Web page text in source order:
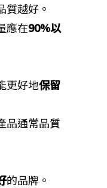
質越好。
應在90%以
更好地保留
品通常品質
的品牌。